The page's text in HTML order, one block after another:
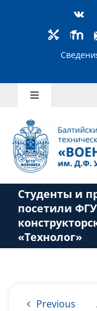
Toggle
Школьникам
Абитуриентам
Студентам
Преподавателям
Студенты и
посетили
«Технолог»
Previous